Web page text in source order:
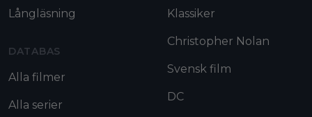
Långläsning
DATABAS
Alla filmer
Alla serier
Klassiker
Christopher Nolan
Svensk film
DC